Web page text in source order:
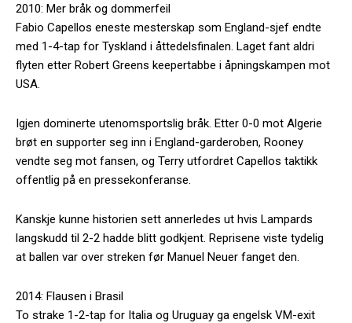
2010: Mer bråk og dommerfeil
Fabio Capellos eneste mesterskap som England-sjef endte
med 1-4-tap for Tyskland i åttedelsfinalen. Laget fant aldri
flyten etter Robert Greens keepertabbe i åpningskampen mot
USA.
Igjen dominerte utenomsportslig bråk. Etter 0-0 mot Algerie
brøt en supporter seg inn i England-garderoben, Rooney
vendte seg mot fansen, og Terry utfordret Capellos taktikk
offentlig på en pressekonferanse.
Kanskje kunne historien sett annerledes ut hvis Lampards
langskudd til 2-2 hadde blitt godkjent. Reprisene viste tydelig
at ballen var over streken før Manuel Neuer fanget den.
2014: Flausen i Brasil
To strake 1-2-tap for Italia og Uruguay ga engelsk VM-exit